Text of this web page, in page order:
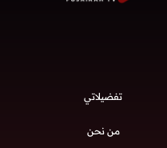
تفضيلاتي
من نحن